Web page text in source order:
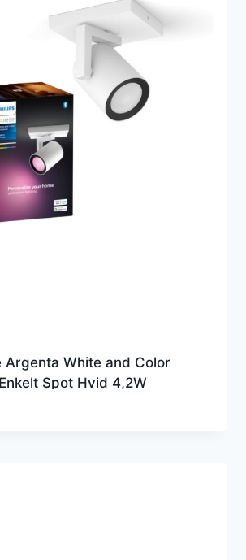
Argenta White and Color
Spot Hvid 4,2W